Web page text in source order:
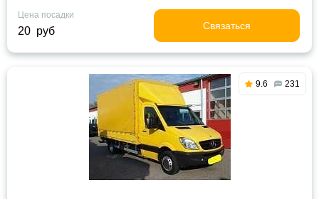
Цена посадки
20 руб Связаться
9.6 231